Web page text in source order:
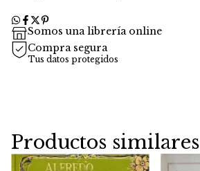
Somos una librería online
Compra segura
Tus datos protegidos
Productos similares